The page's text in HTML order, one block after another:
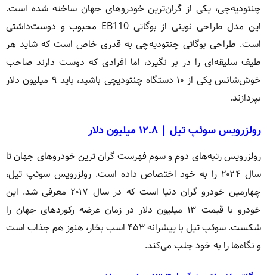
چنتودیه‌چی، یکی از گران‌ترین خودروهای جهان ساخته شده است.
این مدل طراحی نوینی از بوگاتی EB110 محبوب و دوست‌داشتی
است. طراحی بوگاتی چنتودیه‌چی به قدری خاص است که شاید هر
طیف سلیقه‌ای را در بر نگیرد، اما افرادی که دوست دارند صاحب
خوش‌شانس یکی از ۱۰ دستگاه چنتودیچی باشید، باید ۹ میلیون دلار
بپردازند.
رولزرویس سوئپ تیل | ۱۲.۸ میلیون دلار
رولزرویس رتبه‌های دوم و سوم فهرست گران ترین خودروهای جهان تا
سال ۲۰۲۴ را به خود اختصاص داده است. رولزرویس سوئپ تیل،
چهارمین خودرو گران دنیا است که در سال ۲۰۱۷ معرفی شد. این
خودرو با قیمت ۱۳ میلیون دلار در زمان عرضه رکوردهای جهان را
شکست. سوئپ تیل با پیشرانه ۴۵۳ اسب بخار، هنوز هم جذاب است
و نگاه‌ها را به خود جلب می‌کند.